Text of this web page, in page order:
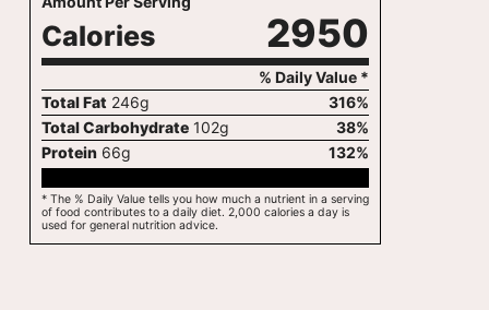
Calories 2950
% Daily Value *
Total Fat 246g 316%
Total Carbohydrate 102g 38%
Protein 66g 132%
* The % Daily Value tells you how much a nutrient in a serving
of food contributes to a daily diet. 2,000 calories a day is
used for general nutrition advice.